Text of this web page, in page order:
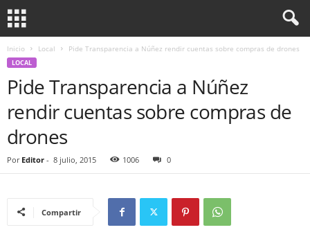
Inicio Local Pide Transparencia a Núñez rendir cuentas sobre compras de drones
LOCAL
Pide Transparencia a Núñez
rendir cuentas sobre compras de
drones
Por Editor - 8 julio, 2015 1006 0
Compartir